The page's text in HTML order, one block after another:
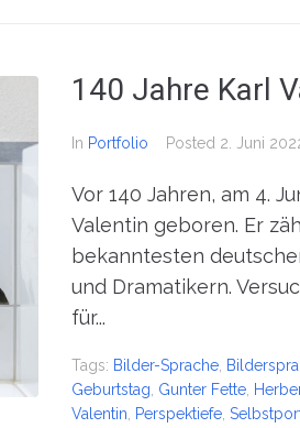
140 Jahre Karl
In Portfolio Posted 2. Juni
Vor 140 Jahren, am 4.
Valentin geboren. Er
bekanntesten
und Dramatikern.
für...
Tags: Bilder-Sprache
Geburtstag Gunter Fette
Valentin
Perspektiefe